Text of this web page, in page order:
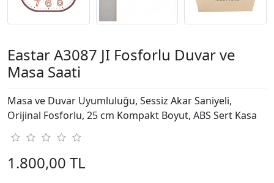
Eastar A3087 JI Fosforlu Duvar ve
Masa Saati
Masa ve Duvar Uyumluluğu, Sessiz Akar Saniyeli,
Orijinal Fosforlu, 25 cm Kompakt Boyut, ABS Sert Kasa
1.800,00 TL